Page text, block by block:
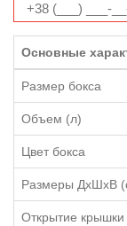
Основные
Размер бокса
Объем (л)
Цвет бокса
Размеры ДхШхВ
Открытие крышки